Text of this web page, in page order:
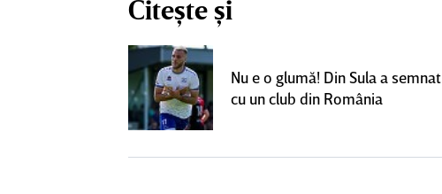
Citește și
Nu e o glumă! Din Sula a semnat
cu un club din România